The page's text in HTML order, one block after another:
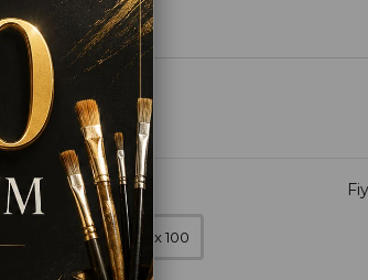
90 x 90 100 x 100